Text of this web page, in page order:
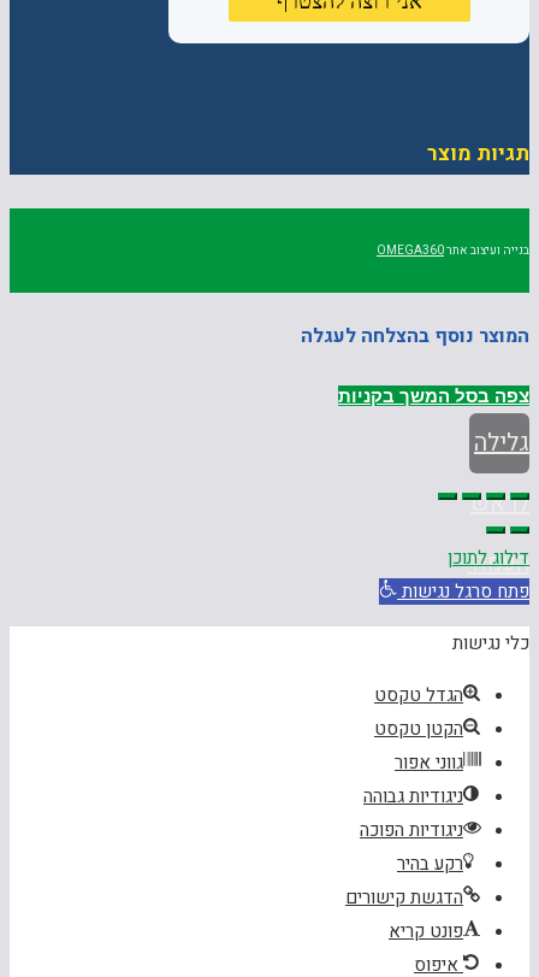
תגיות מוצר
בנייה ועיצוב אתרOMEGA360
המוצר נוסף בהצלחה לעגלה
צפה בסל המשך בקניות
גלילה
לראש
העמוד
דילוג לתוכן
פתח סרגל נגישות
כלי נגישות
הגדל טקסט
הקטן טקסט
גווני אפור
ניגודיות גבוהה
ניגודיות הפוכה
רקע בהיר
הדגשת קישורים
פונט קריא
איפוס